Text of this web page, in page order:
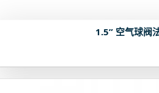
1.5” 空气球阀